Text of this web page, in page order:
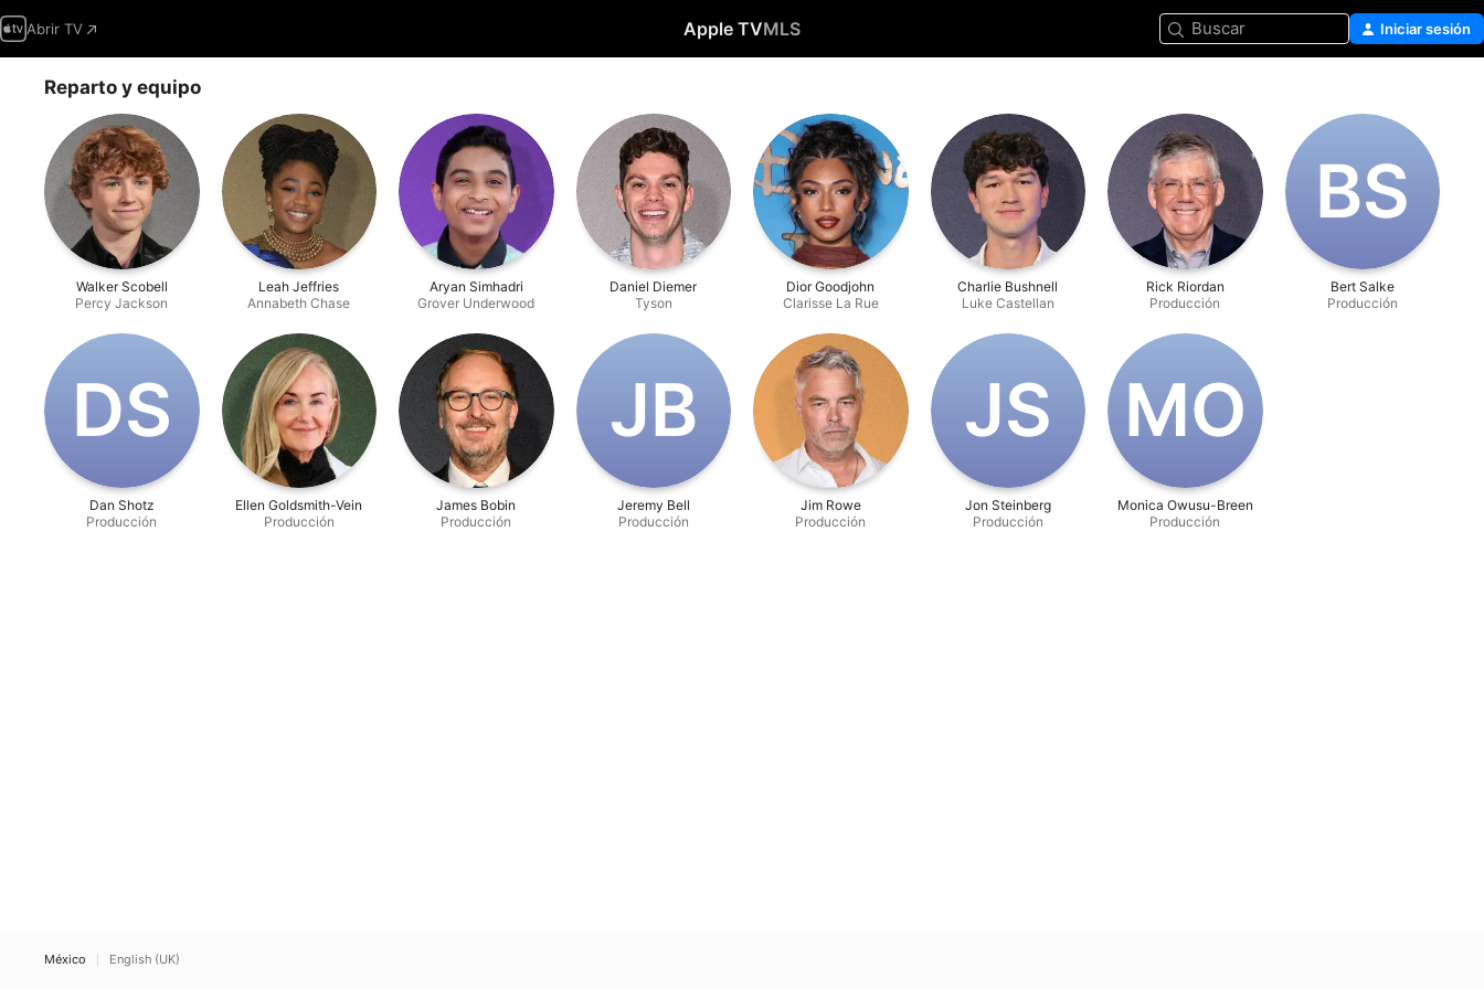
Abrir TV Apple TVMLS Buscar Iniciar sesión
Reparto y equipo
Walker Scobell
Percy Jackson
Leah Jeffries
Annabeth Chase
Aryan Simhadri
Grover Underwood
Daniel Diemer
Tyson
Dior Goodjohn
Clarisse La Rue
Charlie Bushnell
Luke Castellan
Rick Riordan
Producción
B‌S
Bert Salke
Producción
D‌S
Dan Shotz
Producción
Ellen Goldsmith-Vein
Producción
James Bobin
Producción
J‌B
Jeremy Bell
Producción
Jim Rowe
Producción
J‌S
Jon Steinberg
Producción
M‌O
Monica Owusu-Breen
Producción
México English (UK)